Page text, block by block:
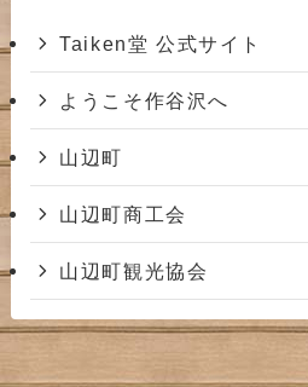
Taiken堂 公式サイト
ようこそ作谷沢へ
山辺町
山辺町商工会
山辺町観光協会